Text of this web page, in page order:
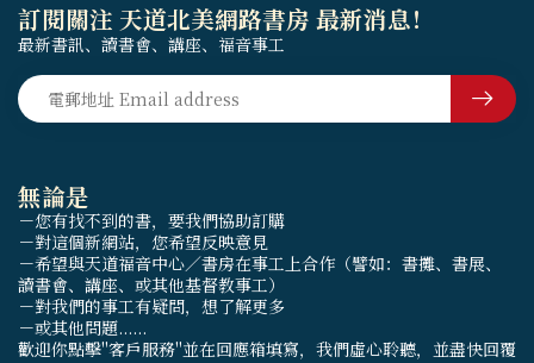
無論是
－您有找不到的書，要我們協助訂購
－對這個新網站，您希望反映意見
－希望與天道福音中心／書房在事工上合作（譬如：書攤、書展、
讀書會、講座、或其他基督教事工）
－對我們的事工有疑問，想了解更多
－或其他問題......
歡迎你點擊"客戶服務"並在回應箱填寫，我們虛心聆聽，並盡快回覆
訂閱關注 天道北美網路書房 最新消息！
最新書訊、讀書會、講座、福音事工